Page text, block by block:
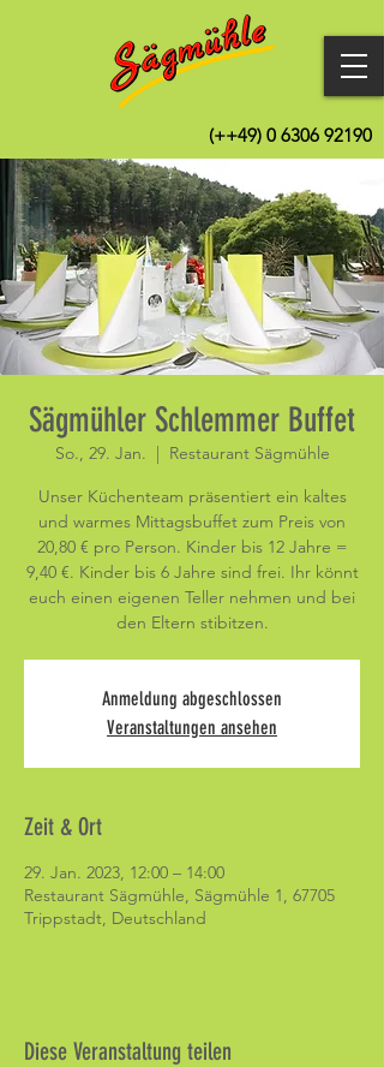
(++49) 0 6306 92190
Sägmühler Schlemmer Buffet
So., 29. Jan.
  |
Restaurant Sägmühle
Unser Küchenteam präsentiert ein kaltes
und warmes Mittagsbuffet zum Preis von
20,80 € pro Person. Kinder bis 12 Jahre =
9,40 €. Kinder bis 6 Jahre sind frei. Ihr könnt
euch einen eigenen Teller nehmen und bei
den Eltern stibitzen.
Anmeldung abgeschlossen
Veranstaltungen ansehen
Zeit & Ort
29. Jan. 2023, 12:00 – 14:00
Restaurant Sägmühle, Sägmühle 1, 67705
Trippstadt, Deutschland
Diese Veranstaltung teilen